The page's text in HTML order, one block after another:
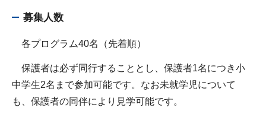
募集人数
各プログラム40名（先着順）
保護者は必ず同行することとし、保護者1名につき小
中学生2名まで参加可能です。なお未就学児について
も、保護者の同伴により見学可能です。